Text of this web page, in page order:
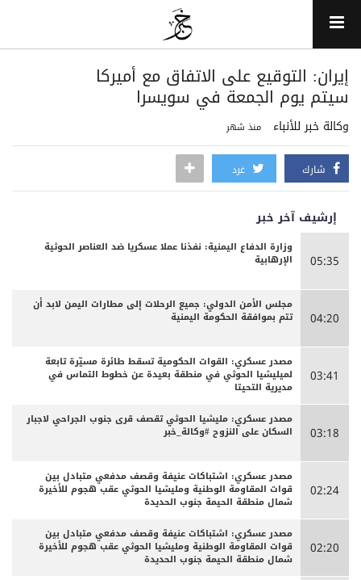
إيران: التوقيع على الاتفاق مع أميركا
سيتم يوم الجمعة في سويسرا
وكالة خبر للأنباء منذ شهر
شارك غرد
إرشيف آخر خبر
05:35
وزارة الدفاع اليمنية: نفذنا عملا عسكريا ضد العناصر الحوثية
الإرهابية
04:20
مجلس الأمن الدولي: جميع الرحلات إلى مطارات اليمن لابد أن
تتم بموافقة الحكومة اليمنية
03:41
مصدر عسكري: القوات الحكومية تسقط طائرة مسيّرة تابعة
لميليشيا الحوثي في منطقة بعيدة عن خطوط التماس في
مديرية التحيتا
03:18
مصدر عسكري: مليشيا الحوثي تقصف قرى جنوب الجراحي لاجبار
السكان على النزوح #وكالة_خبر
02:24
مصدر عسكري: اشتباكات عنيفة وقصف مدفعي متبادل بين
قوات المقاومة الوطنية ومليشيا الحوثي عقب هجوم للأخيرة
شمال منطقة الحيمة جنوب الحديدة
02:20
مصدر عسكري: اشتباكات عنيفة وقصف مدفعي متبادل بين
قوات المقاومة الوطنية ومليشيا الحوثي عقب هجوم للأخيرة
شمال منطقة الحيمة جنوب الحديدة